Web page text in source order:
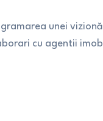
unei
cu agentii